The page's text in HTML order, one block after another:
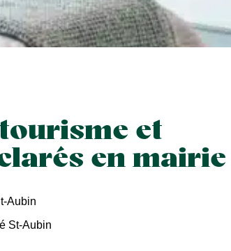
et
en mairie
Aubin
St-Aubin